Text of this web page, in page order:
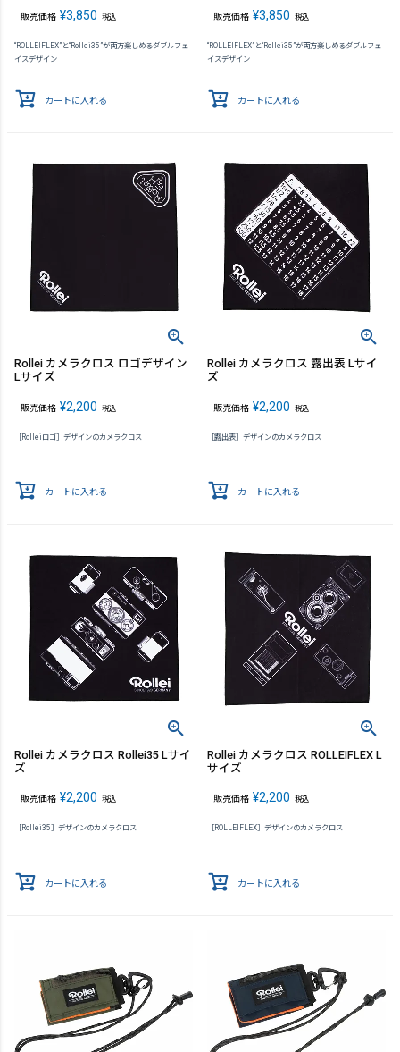
販売価格 ¥3,850 税込
“ROLLEIFLEX”と“Rollei35”が両方楽しめるダブルフェ
イスデザイン
カートに入れる
販売価格 ¥3,850 税込
“ROLLEIFLEX”と“Rollei35”が両方楽しめるダブルフェ
イスデザイン
カートに入れる
Rollei カメラクロス ロゴデザイン
Lサイズ
販売価格 ¥2,200 税込
［Rolleiロゴ］デザインのカメラクロス
カートに入れる
Rollei カメラクロス 露出表 Lサイ
ズ
販売価格 ¥2,200 税込
［露出表］デザインのカメラクロス
カートに入れる
Rollei カメラクロス Rollei35 Lサイ
ズ
販売価格 ¥2,200 税込
［Rollei35］デザインのカメラクロス
カートに入れる
Rollei カメラクロス ROLLEIFLEX L
サイズ
販売価格 ¥2,200 税込
［ROLLEIFLEX］デザインのカメラクロス
カートに入れる